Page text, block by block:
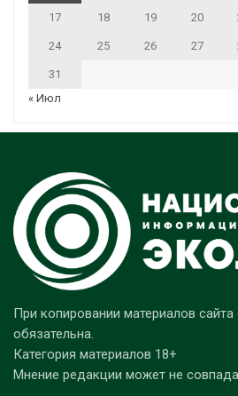
17 18 19 20
24 25 26 27
31
« Июл
При копировании материалов
обязательна.
Категория материалов 18+
Мнение редакции может не